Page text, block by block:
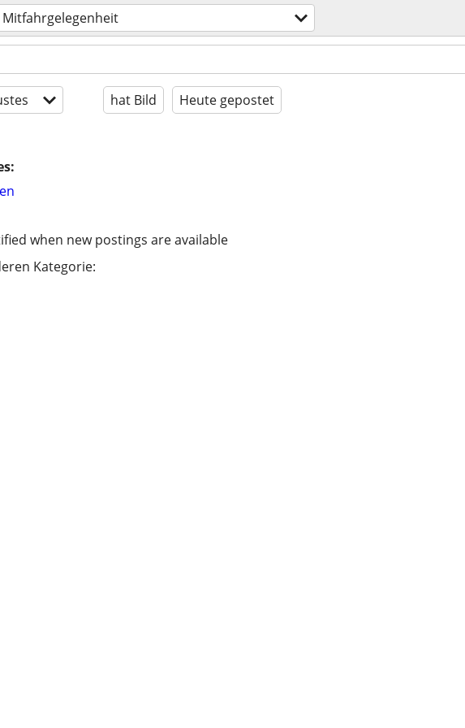
Mitfahrgelegenheit
hat Bild Heute gepostet
when new postings are available
Kategorie: